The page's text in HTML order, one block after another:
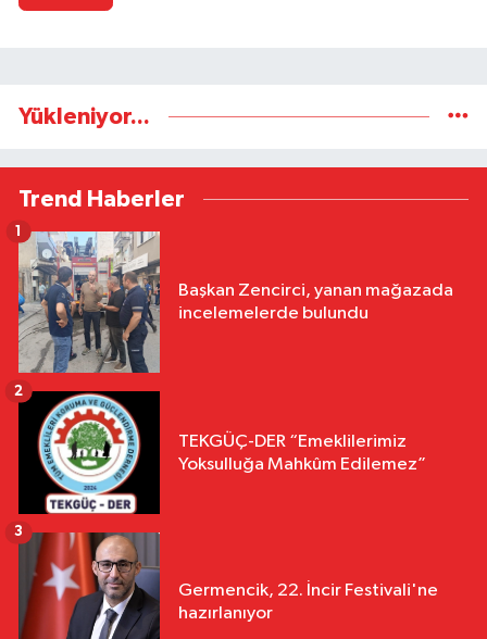
Yükleniyor...
Trend Haberler
Başkan Zencirci, yanan mağazada
incelemelerde bulundu
1
TEKGÜÇ-DER “Emeklilerimiz
Yoksulluğa Mahkûm Edilemez”
2
Germencik, 22. İncir Festivali'ne
hazırlanıyor
3